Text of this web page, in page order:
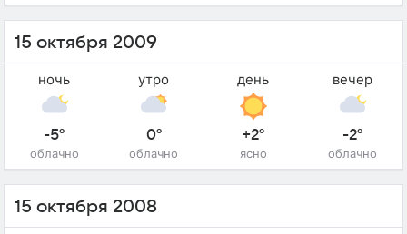
15 октября 2009
ночь
-5°
облачно
утро
0°
облачно
день
+2°
ясно
вечер
-2°
облачно
15 октября 2008